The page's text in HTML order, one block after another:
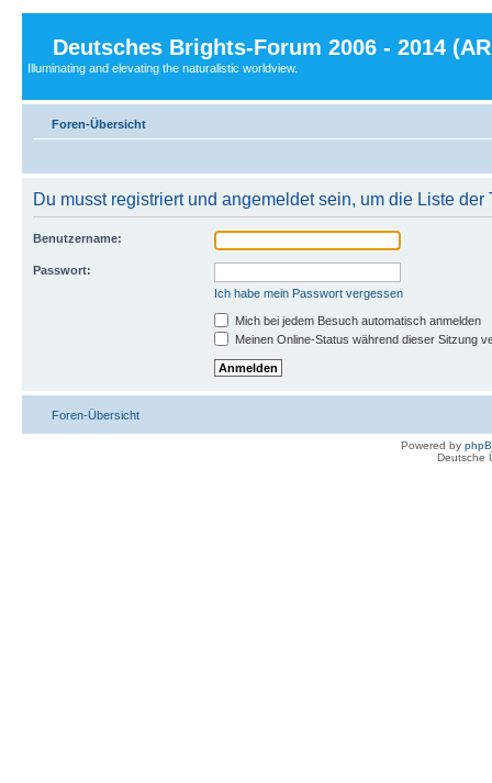
Deutsches Brights-Forum 2006 - 2014
Illuminating and elevating the naturalistic worldview.
Foren-Übersicht
Du musst registriert und angemeldet sein, um die Liste
Benutzername:
Passwort:
Ich habe mein Passwort vergessen
Mich bei jedem Besuch automatisch anmelden
Meinen Online-Status während dieser Sitzung
Foren-Übersicht
Powered by
Deutsche